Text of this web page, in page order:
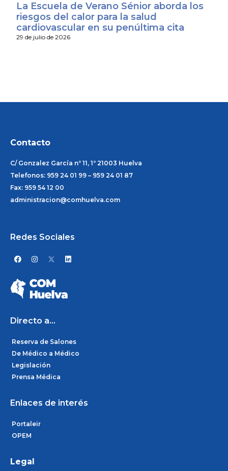
La Escuela de Verano Sénior aborda los
riesgos del calor para la salud
cardiovascular en su penúltima cita
29 de julio de 2026
Contacto
C/ Gonzalez García nº 11, 1º 21003 Huelva
Telefonos: 959 24 01 99 – 959 24 01 87
Fax: 959 54 12 00
administracion@comhuelva.com
Redes Sociales
F
a
e
b
o
o
I
n
a
g
r
L
i
i
Directo a...
Reserva de Salones
De Médico a Médico
Legislación
Prensa Médica
Enlaces de interés
Portaleir
OPEM
Legal